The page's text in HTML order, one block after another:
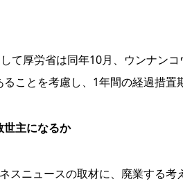
て厚労省は同年10月、ウンナン
ことを考慮し、1年間の経過措置
主になるか
スニュースの取材に、廃業する考